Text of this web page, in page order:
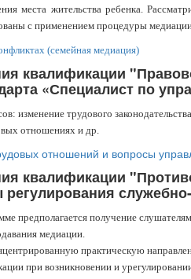
места жительства ребенка.
с применением процедуры
(семейная медиация)
квалификации
«Специалист по
изменение трудового
отношениях и др.
отношений и вопросы
квалификации
предполагается получение
медиации.
практическую
при возникновении и